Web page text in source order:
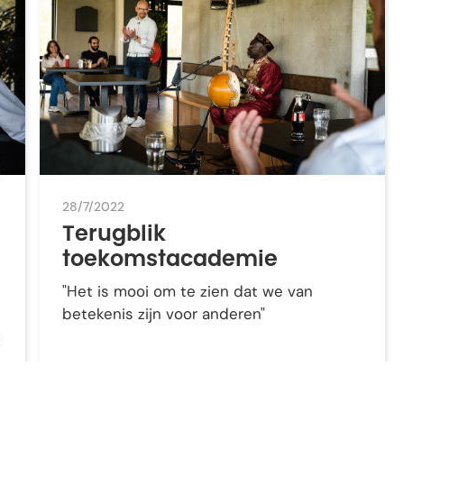
28/7/2022
Terugblik
toekomstacademie
"Het is mooi om te zien dat we van
betekenis zijn voor anderen"